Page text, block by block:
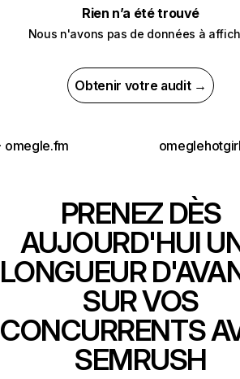
Rien n’a été trouvé
Nous n'avons pas de données à
Obtenir votre audit →
omegle.fm
PRENEZ DÈS
AUJOURD'HUI
LONGUEUR
SUR VOS
CONCURRENTS
SEMRUSH